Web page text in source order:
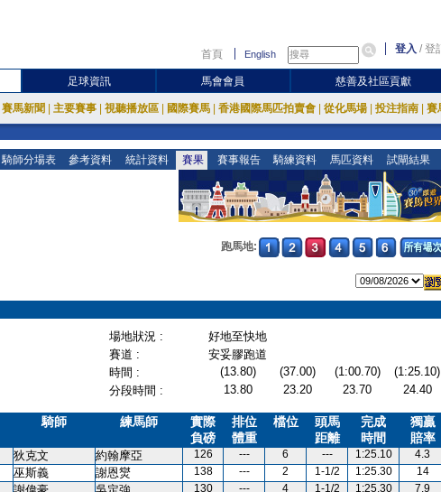
首頁 English 登入 /登
足球資訊 馬會會員 慈善及社區貢獻
賽馬新聞 主要賽事 視聽播放區 國際賽馬 香港國際馬匹拍賣會 從化馬場 投注指南 賽
騎師分場表 參考資料 統計資料 賽果 賽事報告 騎練資料 馬匹資料 試閘結果
跑馬地:
場地狀況 :
好地至快地
賽道 :
安妥膠跑道
時間 : (13.80) (37.00) (1:00.70)
(1:25.10)
分段時間 :
13.80 23.20 23.70 24.40
騎師 練馬師
實際
負磅
排位
體重
檔位
頭馬
距離
完成
時間
獨贏
賠率
狄克文 約翰摩亞 126 --- 6 --- 1:25.10
4.3
巫斯義 謝恩爕 138 --- 2 1-1/2 1:25.30
14
130 --- 4 1-1/2 1:25.30
7.9